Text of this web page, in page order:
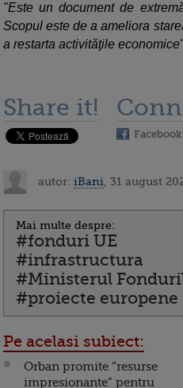
"Este un document de
Scopul este de a ameliora
a restarta activităţile
Share it!
Facebook
autor: iBani , 31 august
Mai multe despre:
#fonduri UE
#infrastructura
#Ministerul
#proiecte europene
Pe acelasi subiect:
Orban promite “resurse
impresionante” pentru